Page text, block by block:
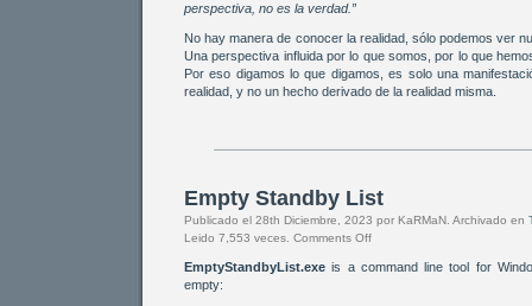
perspectiva, no es la verdad.”
No hay manera de conocer la realidad, sólo podemos ver
Una perspectiva influida por lo que somos, por lo que
Por eso digamos lo que digamos, es solo una
realidad, y no un hecho derivado de la realidad misma.
Empty Standby List
Publicado el 28th Diciembre, 2023 por KaRMaN. Archivado en
Leido 7,553 veces. Comments Off
EmptyStandbyList.exe is a command line tool for
empty: